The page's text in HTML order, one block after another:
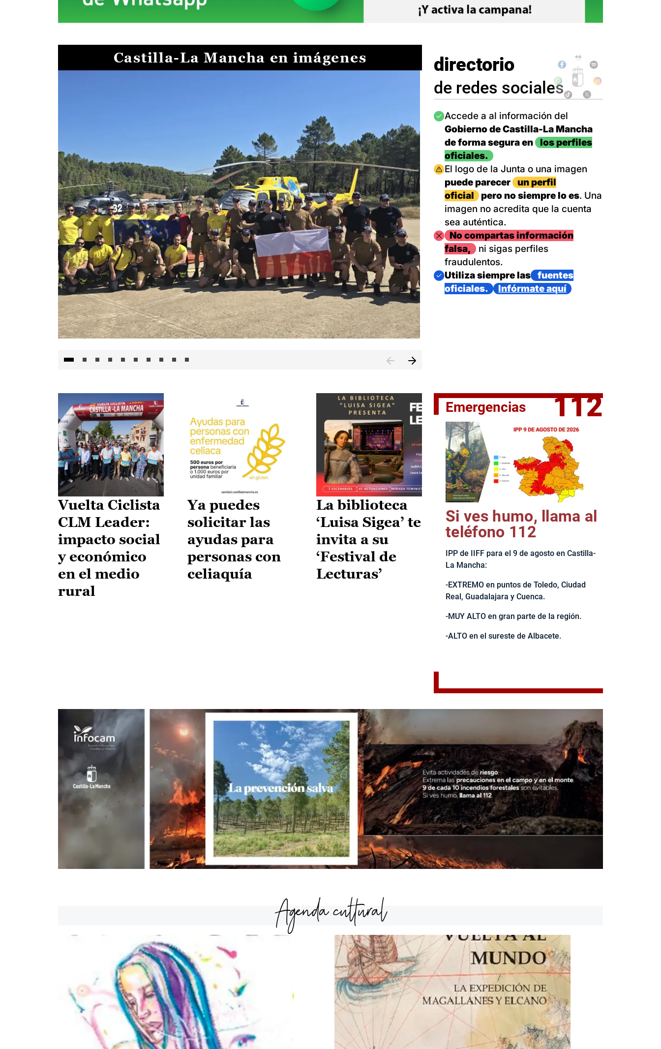
Castilla-La Mancha en imágenes
II Vuelta Ciclista CLM LEADER
directorio
de redes sociales
Imagen
Accede a al información del
Gobierno de Castilla-La Mancha
de forma segura en
los perfiles
oficiales.
Imagen
El logo de la Junta o una imagen
puede parecer
un perfil
oficial
pero no siempre lo es. Una
imagen no acredita que la cuenta
sea auténtica.
ImagenNo compartas información
falsa,
ni sigas perfiles
fraudulentos.
Imagen
Utiliza siempre las
fuentes
oficiales.
Infórmate aquí
Vuelta Ciclista
CLM Leader:
impacto social
y económico
en el medio
rural
Ya puedes
solicitar las
ayudas para
personas con
celiaquía
La biblioteca
‘Luisa Sigea’ te
invita a su
‘Festival de
Lecturas’
Emergencias 112
Si ves humo, llama al
teléfono 112
IPP de IIFF para el 9 de agosto en Castilla-
La Mancha:
-EXTREMO en puntos de Toledo, Ciudad
Real, Guadalajara y Cuenca.
-MUY ALTO en gran parte de la región.
-ALTO en el sureste de Albacete.
Agenda cultural